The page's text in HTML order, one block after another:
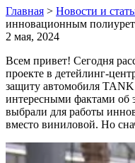
Главная > Новости и
инновационным
2 мая, 2024
Всем привет! Сегодня
проекте в детейлинг-
защиту автомобиля
интересными фактами об
выбрали для работы
вместо виниловой. Но